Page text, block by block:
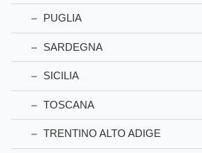
PUGLIA
SARDEGNA
SICILIA
TOSCANA
TRENTINO ALTO ADIGE